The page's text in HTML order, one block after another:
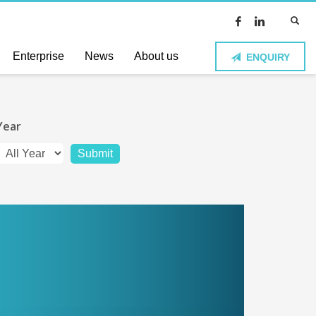
Enterprise News About us ENQUIRY